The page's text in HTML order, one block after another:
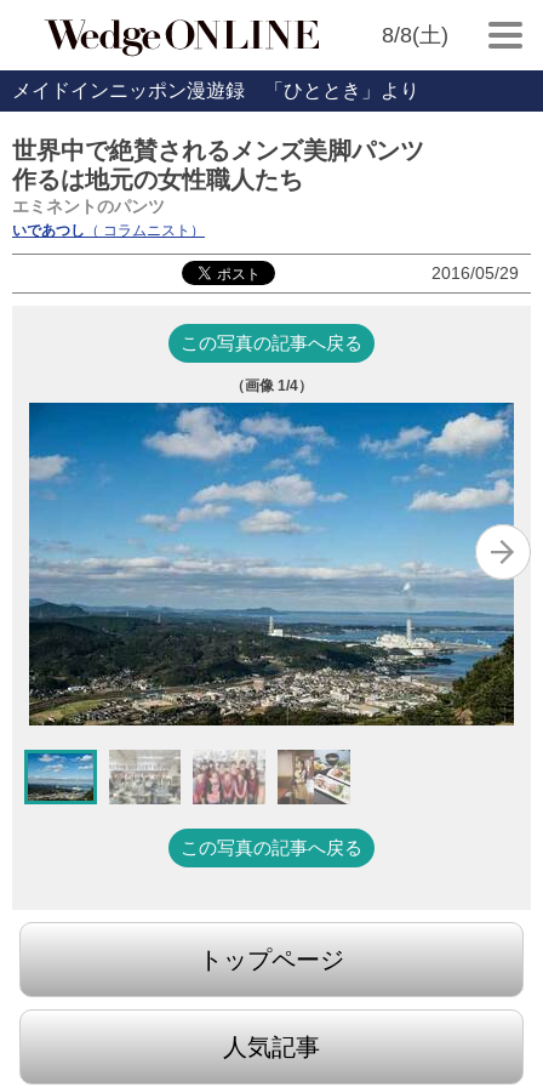
8/8(土)
メイドインニッポン漫遊録 「ひととき」より
世界中で絶賛されるメンズ美脚パンツ
作るは地元の女性職人たち
エミネントのパンツ
いであつし （ コラムニスト）
2016/05/29
この写真の記事へ戻る
（画像 1/4）
この写真の記事へ戻る
トップページ
人気記事